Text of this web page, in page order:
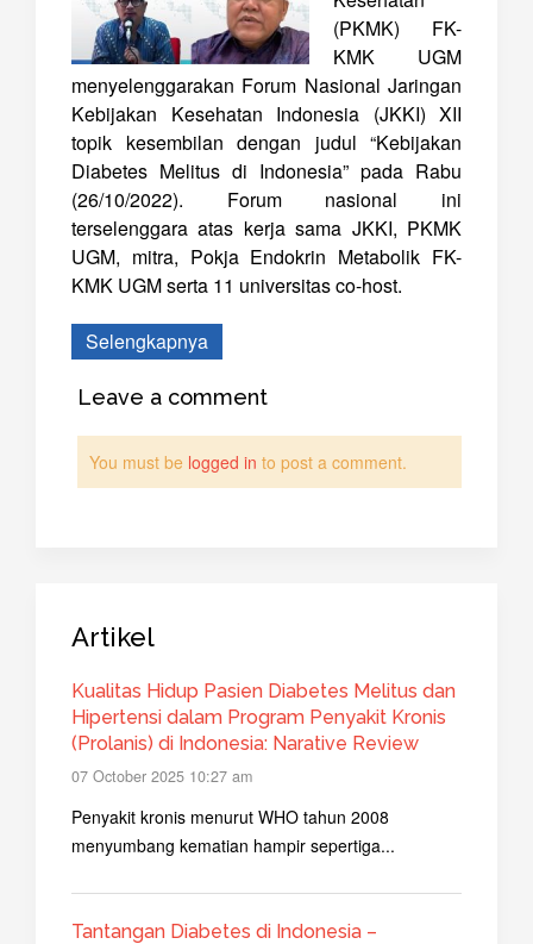
(PKMK) FK-
KMK UGM
menyelenggarakan Forum Nasional Jaringan
Kebijakan Kesehatan Indonesia (JKKI) XII
topik kesembilan dengan judul “Kebijakan
Diabetes Melitus di Indonesia” pada Rabu
(26/10/2022). Forum nasional ini
terselenggara atas kerja sama JKKI, PKMK
UGM, mitra, Pokja Endokrin Metabolik FK-
KMK UGM serta 11 universitas co-host.
Selengkapnya
Leave a comment
You must be logged in to post a comment.
Artikel
Kualitas Hidup Pasien Diabetes Melitus dan
Hipertensi dalam Program Penyakit Kronis
(Prolanis) di Indonesia: Narative Review
07 October 2025 10:27 am
Penyakit kronis menurut WHO tahun 2008
menyumbang kematian hampir sepertiga...
Tantangan Diabetes di Indonesia –